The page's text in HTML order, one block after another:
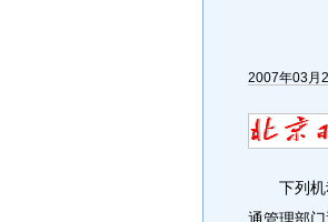
2007年03月
下列机动